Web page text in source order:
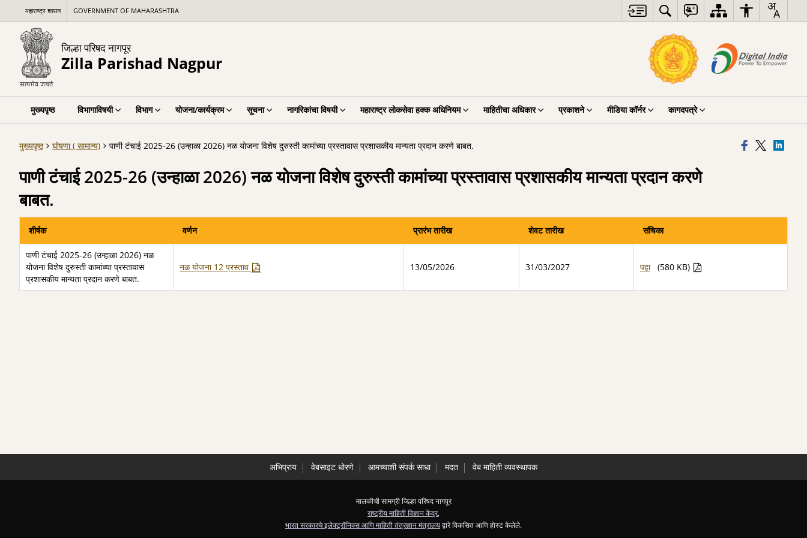
महाराष्ट्र शासन GOVERNMENT OF MAHARASHTRA
जिल्हा परिषद नागपूर
Zilla Parishad Nagpur
मुख्यपृष्ठ विभागाविषयी विभाग योजना/कार्यक्रम सूचना नागरिकांचा विषयी महाराष्ट्र लोकसेवा हक्क अधिनियम माहितीचा अधिकार प्रकाशने मीडिया कॉर्नर कागदपत्रे
मुख्यपृष्ठ घोषणा ( सामान्य) पाणी टंचाई 2025-26 (उन्हाळा 2026) नळ योजना विशेष दुरुस्ती कामांच्या प्रस्तावास प्रशासकीय मान्यता प्रदान करणे बाबत.
पाणी टंचाई 2025-26 (उन्हाळा 2026) नळ योजना विशेष दुरुस्ती कामांच्या प्रस्तावास प्रशासकीय मान्यता प्रदान करणे
बाबत.
शीर्षक वर्णन प्रारंभ तारीख शेवट तारीख संचिका
पाणी टंचाई 2025-26 (उन्हाळा 2026) नळ
योजना विशेष दुरुस्ती कामांच्या प्रस्तावास
प्रशासकीय मान्यता प्रदान करणे बाबत.
नळ योजना 12 प्रस्ताव 13/05/2026 31/03/2027 पहा (580 KB)
अभिप्राय वेबसाइट धोरणे आमच्याशी संपर्क साधा मदत वेब माहिती व्यवस्थापक
मालकीची सामग्री जिल्हा परिषद नागपूर
राष्ट्रीय माहिती विज्ञान केंद्र,
भारत सरकारचे इलेक्ट्रॉनिक्स आणि माहिती तंत्रज्ञान मंत्रालयद्वारे विकसित आणि होस्ट केलेले.